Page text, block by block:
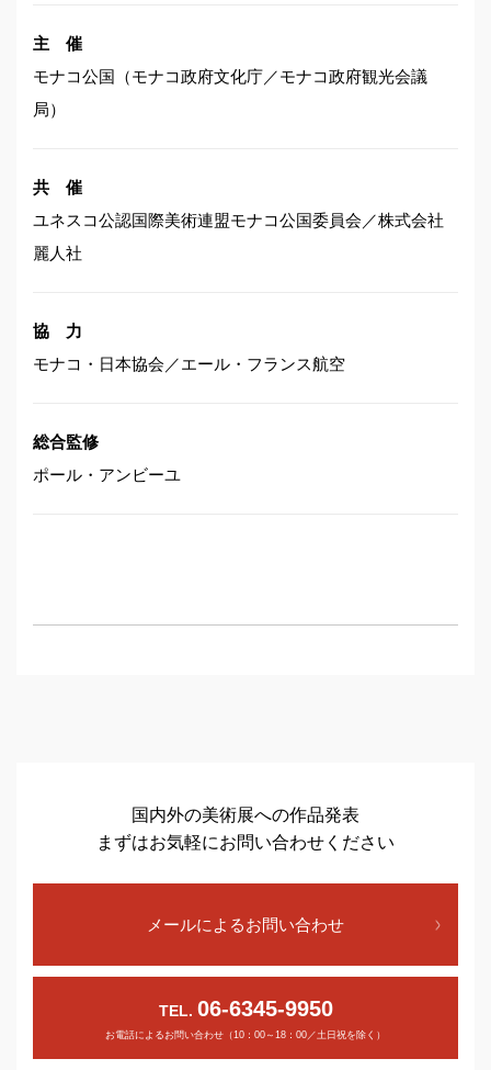
主 催
モナコ公国（モナコ政府文化庁／モナコ政府観光会議
局）
共 催
ユネスコ公認国際美術連盟モナコ公国委員会／株式会社
麗人社
協 力
モナコ・日本協会／エール・フランス航空
総合監修
ポール・アンビーユ
国内外の美術展への作品発表
まずはお気軽にお問い合わせください
メールによるお問い合わせ
TEL. 06-6345-9950
お電話によるお問い合わせ（10：00～18：00／土日祝を除く）